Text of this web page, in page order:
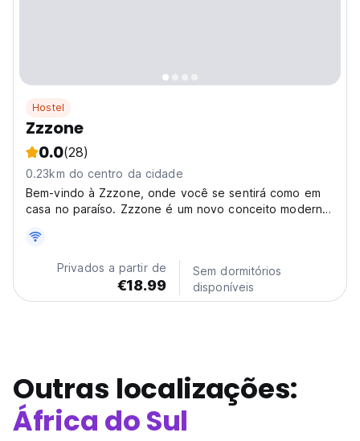
Hostel
Zzzone
0.0(28)
0.23km do centro da cidade
Bem-vindo à Zzzone, onde você se sentirá como em
casa no paraíso. Zzzone é um novo conceito moderno
Privados a partir de
€18.99
Sem dormitórios
disponíveis
Outras localizações:
África do Sul